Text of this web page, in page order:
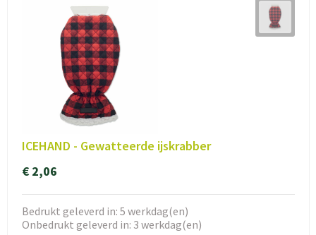
ICEHAND - Gewatteerde ijskrabber
€ 2,06
Bedrukt geleverd in: 5 werkdag(en)
Onbedrukt geleverd in: 3 werkdag(en)